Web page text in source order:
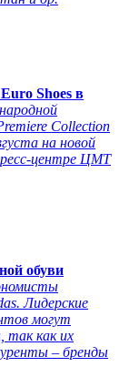
Shoes в
Collection
на новой
центре ЦМТ
обуви
Лидерские
могут
так как их
– бренды